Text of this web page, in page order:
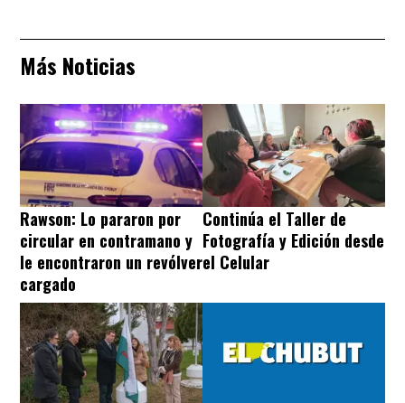
Más Noticias
Rawson: Lo pararon por
circular en contramano y
le encontraron un revólver
cargado
Continúa el Taller de
Fotografía y Edición desde
el Celular